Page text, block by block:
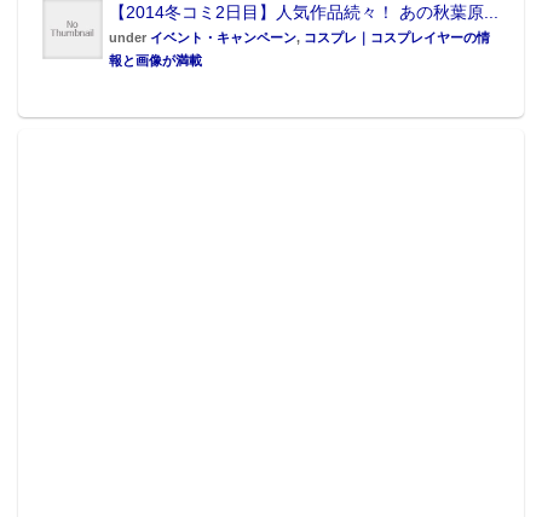
【2014冬コミ2日目】人気作品続々！ あの秋葉原...
under イベント・キャンペーン, コスプレ｜コスプレイヤーの情
報と画像が満載